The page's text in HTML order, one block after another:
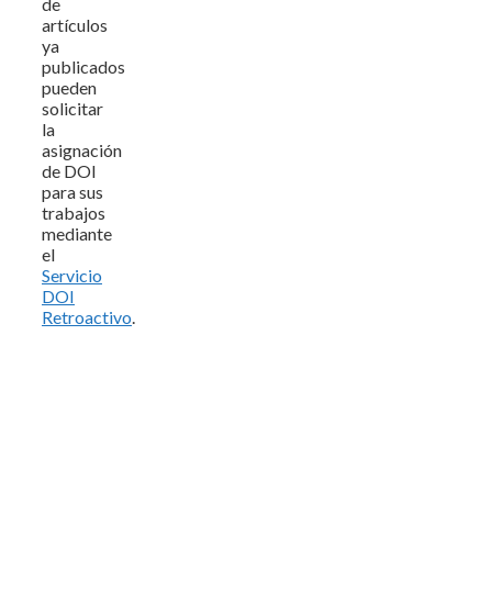
artículos
ya
publicados
pueden
solicitar
la
asignación
de DOI
para sus
trabajos
mediante
el
Servicio
DOI
Retroactivo.